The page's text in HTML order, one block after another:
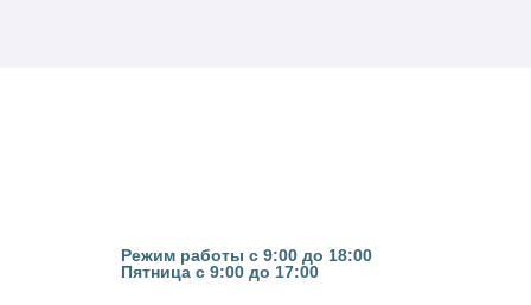
Режим работы с 9:00 до 18:00
Пятница с 9:00 до 17:00